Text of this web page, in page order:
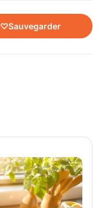
♡Sauvegarder